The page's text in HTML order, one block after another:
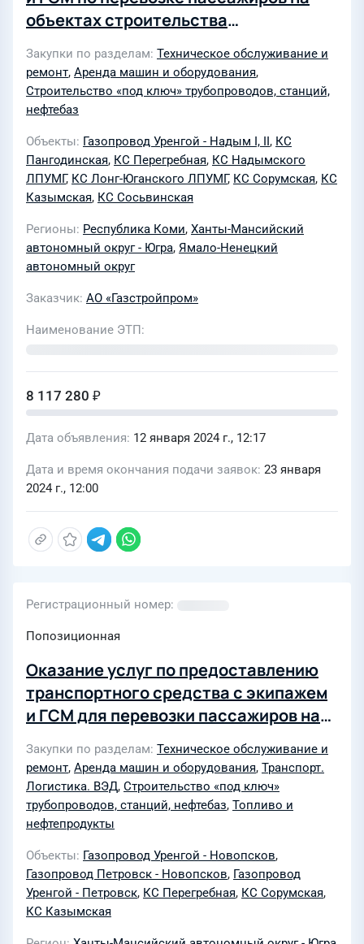
объектах строительства
реконструкция магистральных
газопроводов в зонах
ответственности Ново-Уренгойского
ЛПУМГ, Пангодинского ЛПУМГ,
Надымского ЛПУМГ, Лонг-Юганского
ЛПУМГ, Сорумского ЛПУМГ,
Казымского ЛПУМГ,
Перегребненского ЛПУМГ,
Пунгинского ЛПУМГ, Сосьвинского
ЛПУМГ и Уральского ЛПУМГ" (440/26)
для нужд ООО "ГСП-Механизация"
Закупки по разделам Техническое обслуживание и
ремонт, Аренда машин и оборудования,
Строительство «под ключ» трубопроводов, станций,
нефтебаз
Объекты Газопровод Уренгой - Надым I, II, КС
Пангодинская, КС Перегребная, КС Надымского
ЛПУМГ, КС Лонг-Юганского ЛПУМГ, КС Сорумская, КС
Казымская, КС Сосьвинская
Регионы Республика Коми, Ханты-Мансийский
автономный округ - Югра, Ямало-Ненецкий
автономный округ
Заказчик АО «Газстройпром»
Наименование ЭТП
8 117 280 ₽
Дата объявления 12 января 2024 г., 12:17
Дата и время окончания подачи заявок 23 января
2024 г., 12:00
Регистрационный номер
Попозиционная
Оказание услуг по предоставлению
транспортного средства с экипажем
и ГСМ для перевозки пассажиров на
(Капитальный ремонт МГ Уренгой-
Новопсков (лупинг), Ду1400, инв.
№000182, ремонтируемый участок км
515-551 (эксплуатационный км 515-
551). Сплошная замена труб.
Сорумское ЛПУМГ. Капитальный
ремонт МГ Уренгой-Новопсков, инв.
№000183, Ду1400, ремонтируемый
Закупки по разделам Техническое обслуживание и
ремонт, Аренда машин и оборудования, Транспорт.
Логистика. ВЭД, Строительство «под ключ»
трубопроводов, станций, нефтебаз, Топливо и
нефтепродукты
Объекты Газопровод Уренгой - Новопсков,
Газопровод Петровск - Новопсков, Газопровод
Уренгой - Петровск, КС Перегребная, КС Сорумская,
КС Казымская